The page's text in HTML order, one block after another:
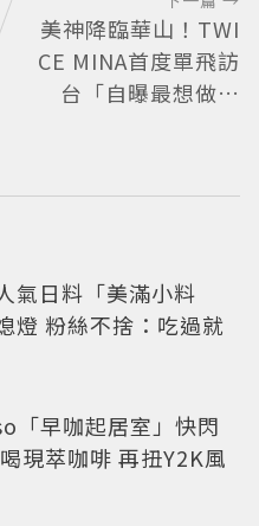
美神降臨華山！TWI
CE MINA首度單飛訪
台「自曝最想做這
氣日料「美滿小料
燈 粉絲不捨：吃過就
「早咖起居室」快閃
現萃咖啡 再扭Y2K風